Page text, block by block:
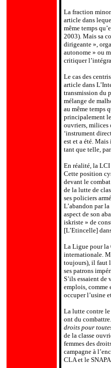
La fraction
article dans
même temps
2003). Mais sa
dirigeante »,
autonome » ou
critiquer
Le cas des
article dans
transmission du
mélange de
au même temps
principalement
ouvriers, milices
‘instrument
est et a été.
tant que telle,
En réalité, la LCI
Cette position
devant le
de la lutte de
ses policiers
L’abandon par
aspect de son
iskriste » de
[L’Etincelle]
La Ligue pour la
internationale.
toujours), il faut
ses patrons
S’ils essaient de
emplois, comme
occuper l’usine
La lutte contre
ont du
droits pour
de la classe
femmes des
campagne à
CLA et le